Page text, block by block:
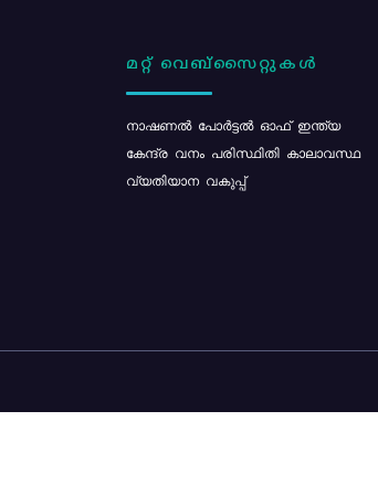
മറ്റ് വെബ്സൈറ്റുകൾ
നാഷണൽ പോർട്ടൽ ഓഫ് ഇന്ത്യ
കേന്ദ്ര വനം പരിസ്ഥിതി കാലാവസ്ഥ
വ്യതിയാന വകുപ്പ്